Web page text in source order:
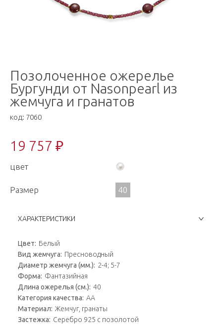
Позолоченное ожерелье
Бургунди от Nasonpearl из
жемчуга и гранатов
код: 7060
19 757 ₽
цвет
Размер 40
ХАРАКТЕРИСТИКИ
Цвет: Белый
Вид жемчуга: Пресноводный
Диаметр жемчуга (мм.): 2-4; 5-7
Форма: Фантазийная
Длина ожерелья (см.): 40
Категория качества: АА
Материал: Жемчуг, гранаты
Застежка: Серебро 925 с позолотой